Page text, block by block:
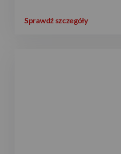
Sprawdź szczegóły